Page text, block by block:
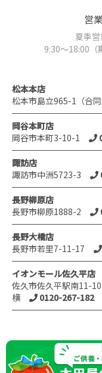
営
夏季
9:30～18:00（
松本本店
松本市島立965-1（合同
岡谷本町店
岡谷市本町3-10-1
諏訪店
諏訪市中洲5723-3
長野柳原店
長野市柳原1888-2
長野大橋店
長野市若里7-11-17
イオンモール佐久平店
佐久市佐久平駅南11-
横
0120-267-182